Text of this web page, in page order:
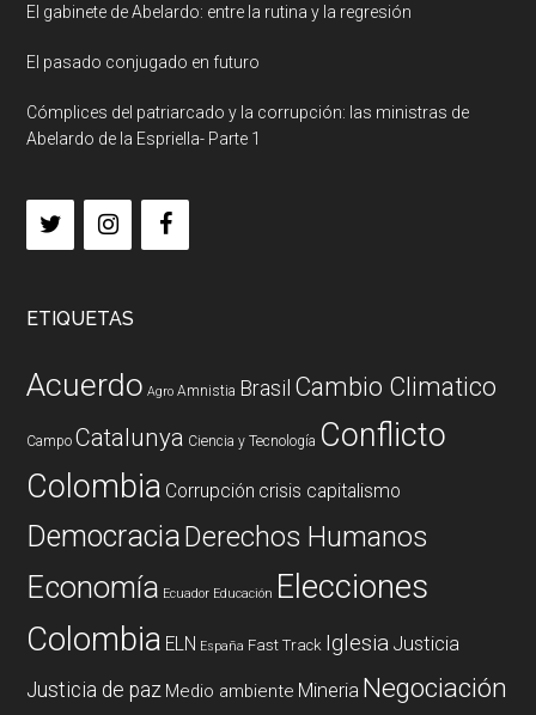
El gabinete de Abelardo: entre la rutina y la regresión
El pasado conjugado en futuro
Cómplices del patriarcado y la corrupción: las ministras de
Abelardo de la Espriella- Parte 1
ETIQUETAS
Acuerdo Agro Amnistia Brasil Cambio Climatico
Campo Catalunya Ciencia y Tecnología Conflicto
Colombia Corrupción crisis capitalismo
DemocraciaDerechos Humanos
Economía Ecuador Educación Elecciones
Colombia ELN España Fast Track Iglesia Justicia
Justicia de paz Medio ambiente Mineria Negociación